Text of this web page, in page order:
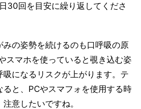
30回を目安に繰り返してくださ
みの姿勢を続けるのも口呼吸の原
スマホを使っていると覗き込む姿
になるリスクが上がります。テ
ると、PCやスマフォを使用する時
意したいですね。